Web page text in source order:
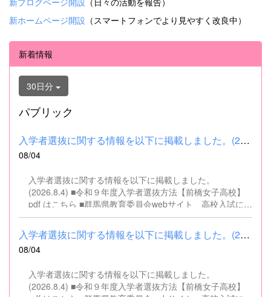
新ホームページ開設 （スマートフォンでより見やすく改良中）
新着情報
30日分
パブリック
入学者選抜に関する情報を以下に掲載しました。(2026.8.4) ■令和...
08/04
入学者選抜に関する情報を以下に掲載しました。
(2026.8.4) ■令和９年度入学者選抜方法【前橋女子高校】
pdf はこちら ■群馬県教育委員会webサイト 高校入試に関
するページはこちら
入学者選抜に関する情報を以下に掲載しました。(2026.8.4) ■令和...
08/04
入学者選抜に関する情報を以下に掲載しました。
(2026.8.4) ■令和９年度入学者選抜方法【前橋女子高校】